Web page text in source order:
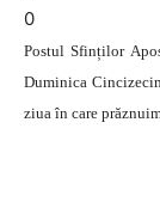
0
Postul Sfinților
Duminica
ziua în care